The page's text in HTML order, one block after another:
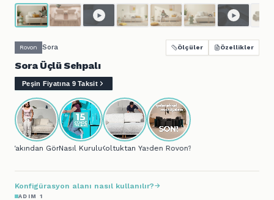
Rovon Sora Ölçüler Özellikler
Sora Üçlü Sehpalı
Peşin Fiyatına 9 Taksit
Yakından Gör...Nasıl Kurulur?Koltuktan Yatağa..
Neden Rovon?
Konfigürasyon alanı nasıl kullanılır?
ADIM 1